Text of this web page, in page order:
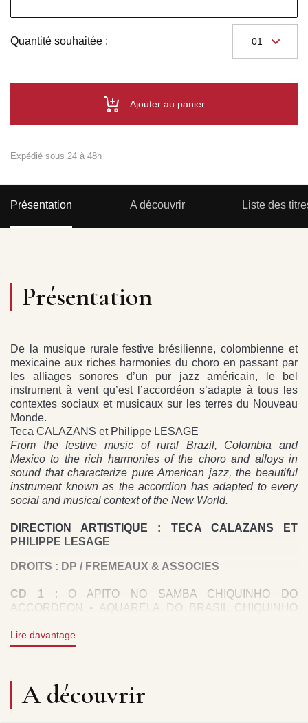
Quantité souhaitée :
Ajouter au panier
Expédié sous 24 à 48h
Présentation A découvrir Liste des
Présentation
De la musique rurale festive brésilienne, colombienne et
mexicaine aux riches harmonies du choro en passant par
les alliages sonores d’un pur jazz américain, le bel
instrument à vent qu’est l’accordéon s’adapte à tous les
contextes sociaux et musicaux sur les terres du Nouveau
Monde.
Teca CALAZANS et Philippe LESAGE
From the festive music of rural Brazil, Colombia and
Mexico to the rich harmonies of the choro and alloys in
sound that characterize pure American jazz, the beautiful
instrument known as the accordion has adapted to every
social and musical context of the New World.
DIRECTION ARTISTIQUE : TECA CALAZANS ET
PHILIPPE LESAGE
DROITS : DP / FREMEAUX & ASSOCIES
CD 1 : O APITO NO SAMBA CHIQUINHO DO
ACCORDEON • AQUARELA DO BRASIL CHIQUINHO
ACCORDEON • VIRA E MEXE LUIZ GONZAGA •
CARIOQUINHA NO FLAMENGO SIVUCA • TICO TICO
DEIXA O BREQUE PRA MIM SIVUCA • DELICADO
CHIQUINHO DO ACCORDEON • SEMPRE SIVUCA •
Lire davantage
A découvrir